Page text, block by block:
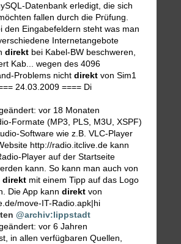
Datenbank erledigt, die sich
fallen durch die Prüfung.
den Eingabefeldern steht was man
Internetangebote
direkt bei Kabel-BW beschweren,
Kab... wegen des 4096
Problems nicht direkt von Sim1
24.03.2009 ==== Di
vor 18 Monaten
Formate (MP3, PLS, M3U, XSPF)
Software wie z.B. VLC-Player
http://radio.itclive.de kann
Player auf der Startseite
kann. So kann man auch von
direkt mit einem Tipp auf das Logo
Die App kann direkt von
move-IT-Radio.apk|hi
@archiv:lippstadt
vor 6 Jahren
in allen verfügbaren Quellen,